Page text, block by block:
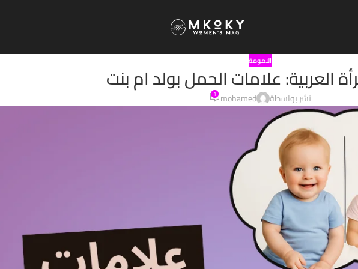
الامومة
العربية: علامات الحمل بولد ام بنت
نشر بواسطة mohamed
1